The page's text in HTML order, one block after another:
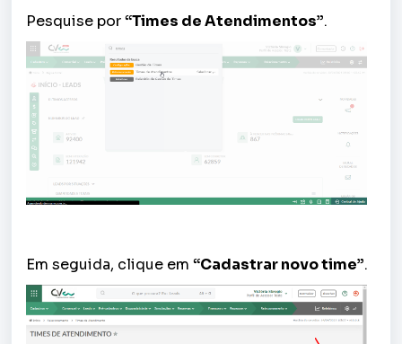
Pesquise por“Times de Atendimentos”.
Em seguida, clique em “Cadastrar novo time”.